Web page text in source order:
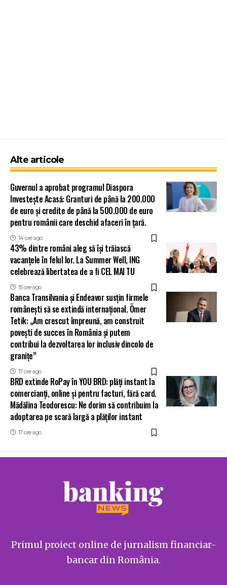
Alte articole
Guvernul a aprobat programul Diaspora
Investește Acasă: Granturi de până la 200.000
de euro și credite de până la 500.000 de euro
pentru românii care deschid afaceri în țară.
14 ore ago
43% dintre români aleg să își trăiască
vacanțele în felul lor. La Summer Well, ING
celebrează libertatea de a fi CEL MAI TU
15 ore ago
Banca Transilvania și Endeavor susțin firmele
românești să se extindă internațional. Ömer
Tetik: „Am crescut împreună, am construit
povești de succes în România și putem
contribui la dezvoltarea lor inclusiv dincolo de
granițe”
17 ore ago
BRD extinde RoPay în YOU BRD: plăți instant la
comercianți, online și pentru facturi, fără card.
Mădălina Teodorescu: Ne dorim să contribuim la
adoptarea pe scară largă a plăților instant
17 ore ago
Primul proiect online de jurnalism financiar-
bancar din România.